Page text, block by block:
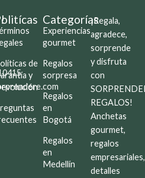
de
y
Categorías
Experiencias
gourmet
Regalos
sorpresa
Regalos
en
Bogotá
Regalos
en
Medellín
¡Regala,
agradece,
sorprende
y disfruta
con
REGALOS!
Anchetas
gourmet,
regalos
empresariales,
detalles